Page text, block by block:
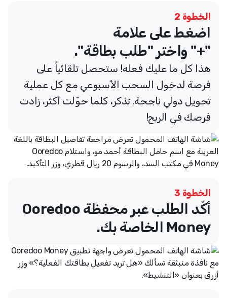
الخطوة 2
اضغط على علامة
"+" واختر "طلب بطاقة".
هذا كل ما عليك فعله! ستحصل تلقائياً على
فرصة لدخول السحب الأسبوعي مع كل عملية
تحويل دولي ناجحة. تذكر، كلما حوّلت أكثر، زادت
فرصك في الربح!
الخطوة 3
أكّد الطلب عبر محفظة Ooredoo
Money الخاصة بك.